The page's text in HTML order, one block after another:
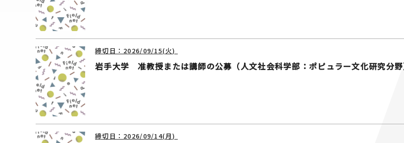
締切日：2026/09/15(火)
岩手大学 准教授または講師の公募（人文社会科学部：ポピュラー文化研究分
締切日：2026/09/14(月)